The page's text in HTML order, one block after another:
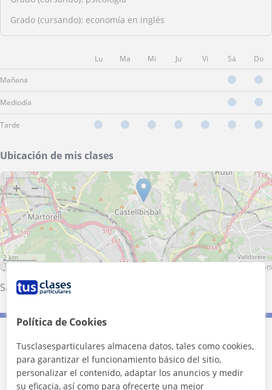
Grado (cursando): economía en inglés
Lu Ma Mi Ju Vi Sá Do
Mañana
Mediodía
Tarde
Ubicación de mis clases
+ −
2 km
1 mi
contributors
Sant Andreu de la Barca
Contacta con Claudia
Tarifa 12€/h
Política de Cookies
Tusclasesparticulares almacena datos, tales como cookies,
para garantizar el funcionamiento básico del sitio,
personalizar el contenido, adaptar los anuncios y medir
su eficacia, así como para ofrecerte una mejor